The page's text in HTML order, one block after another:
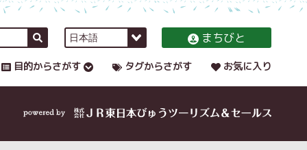
まちびと
目的からさがす タグからさがす お気に入り